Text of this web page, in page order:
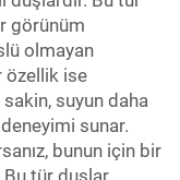
görünüm
olmayan
özellik ise
suyun daha
sunar.
bunun için bir
tür duşlar,